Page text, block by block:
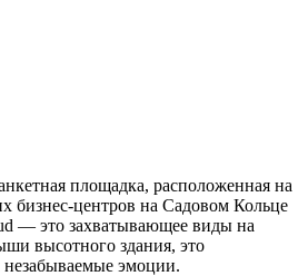
площадка, расположенная на
бизнес-центров на Садовом Кольце
— это захватывающее виды на
высотного здания, это
эмоции.